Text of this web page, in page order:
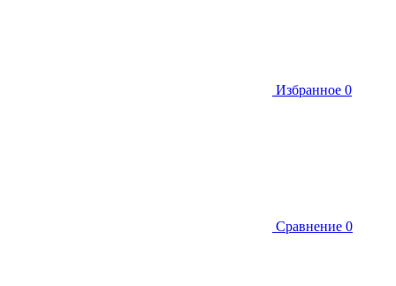
Избранное 0
Сравнение 0